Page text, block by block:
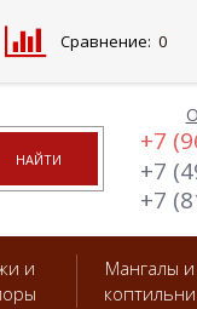
+7
+7
+7
и
Мангалы и
коптильни
Сравнение: 0